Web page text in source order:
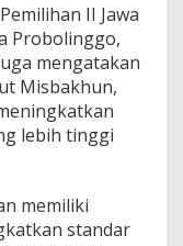
II Jawa
Probolinggo,
mengatakan
Misbakhun,
lebih tinggi
memiliki
standar